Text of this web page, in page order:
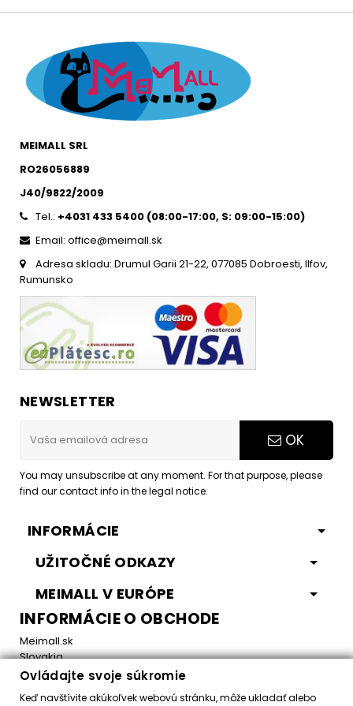
MEIMALL SRL
RO26056889
J40/9822/2009
Tel.: +4031 433 5400 (08:00-17:00, S: 09:00-15:00)
Email: office@meimall.sk
Adresa skladu: Drumul Garii 21-22, 077085 Dobroesti, Ilfov,
Rumunsko
NEWSLETTER
OK
You may unsubscribe at any moment. For that purpose, please
find our contact info in the legal notice.
INFORMÁCIE
UŽITOČNÉ ODKAZY
MEIMALL V EURÓPE
INFORMÁCIE O OBCHODE
Meimall.sk
Slovakia
Email:office@meimall.sk
Ovládajte svoje súkromie
Keď navštívite akúkoľvek webovú stránku, môže ukladať alebo